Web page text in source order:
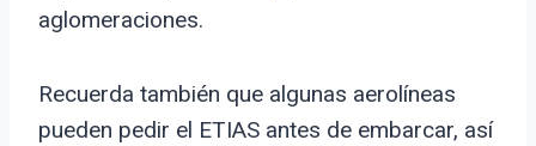
aglomeraciones.
Recuerda también que algunas aerolíneas
pueden pedir el ETIAS antes de embarcar, así